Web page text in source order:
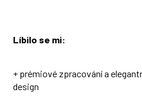
Líbilo se mi:
+ prémiové zpracování a
design